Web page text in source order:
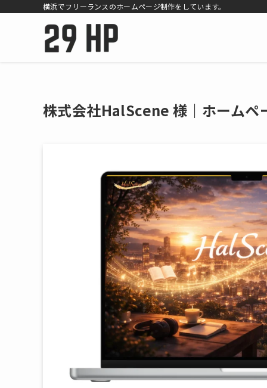
横浜でフリーランスのホームページ制作をしています。
株式会社HalScene 様｜ホームペ